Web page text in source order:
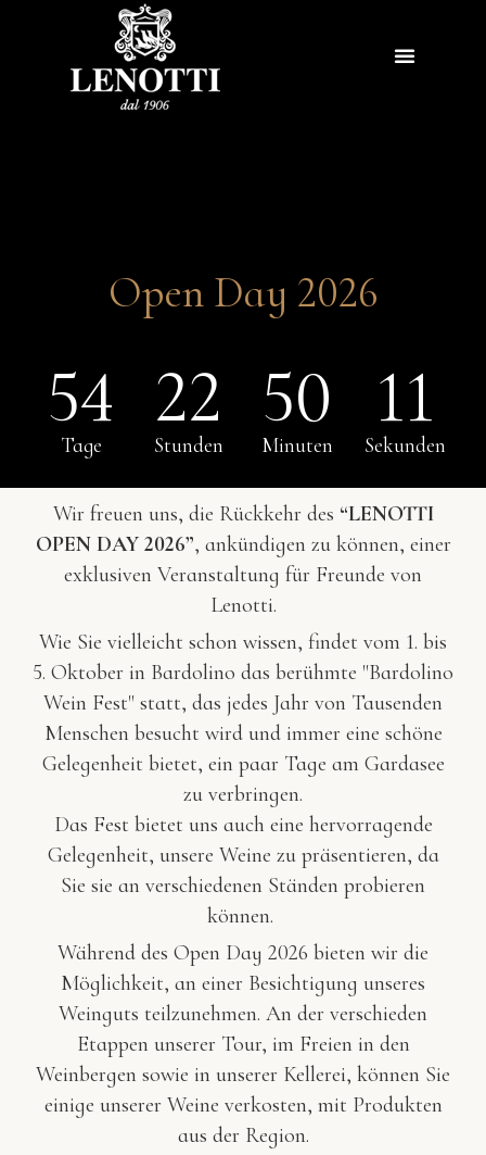
Open Day 2026
54
Tage
22
Stunden
50
Minuten
11
Sekunden
Wir freuen uns, die Rückkehr des “LENOTTI
OPEN DAY 2026”, ankündigen zu können, einer
exklusiven Veranstaltung für Freunde von
Lenotti.
Wie Sie vielleicht schon wissen, findet vom 1. bis
5. Oktober in Bardolino das berühmte "Bardolino
Wein Fest" statt, das jedes Jahr von Tausenden
Menschen besucht wird und immer eine schöne
Gelegenheit bietet, ein paar Tage am Gardasee
zu verbringen.
Das Fest bietet uns auch eine hervorragende
Gelegenheit, unsere Weine zu präsentieren, da
Sie sie an verschiedenen Ständen probieren
können.
Während des Open Day 2026 bieten wir die
Möglichkeit, an einer Besichtigung unseres
Weinguts teilzunehmen. An der verschieden
Etappen unserer Tour, im Freien in den
Weinbergen sowie in unserer Kellerei, können Sie
einige unserer Weine verkosten, mit Produkten
aus der Region.